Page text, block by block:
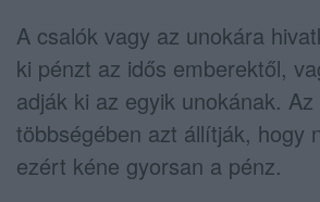
A csalók vagy az unokára
ki pénzt az idős emberektől,
adják ki az egyik unokának.
többségében azt állítják, hogy
ezért kéne gyorsan a pénz.